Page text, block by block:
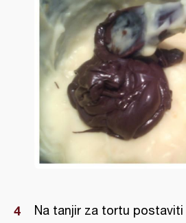
Na tanjir za tortu postaviti